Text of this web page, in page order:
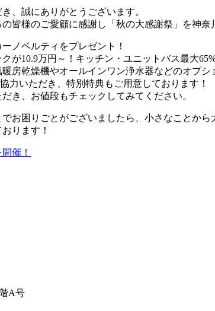
、誠にありがとうございます。
皆様のご愛顧に感謝し「秋の大感謝祭」を神奈
ノベルティをプレゼント！
が10.9万円～！キッチン・ユニットバス最大
房乾燥機やオールインワン浄水器などのオプシ
力いただき、特別特典もご用意しております！
き、お値段もチェックしてみてください。
お困りごとがございましたら、小さなことから
ります！
催！
A号